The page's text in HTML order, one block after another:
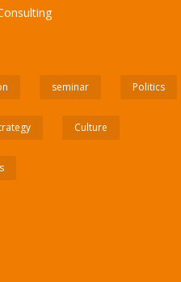
seminar Politics
Culture